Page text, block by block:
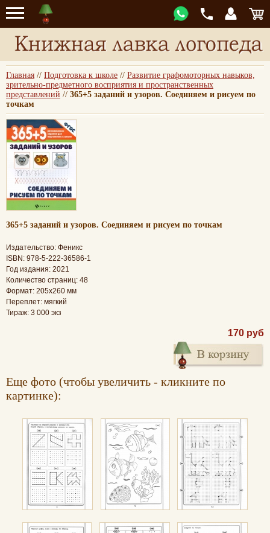
Главная // Подготовка к школе // Развитие графомоторных навыков,
зрительно-предметного восприятия и пространственных
представлений // 365+5 заданий и узоров. Соединяем и рисуем по
точкам
365+5 заданий и узоров. Соединяем и рисуем по точкам
Издательство: Феникс
ISBN: 978-5-222-36586-1
Год издания: 2021
Количество страниц: 48
Формат: 205x260 мм
Переплет: мягкий
Тираж: 3 000 экз
170 руб
Еще фото (чтобы увеличить - кликните по
картинке):